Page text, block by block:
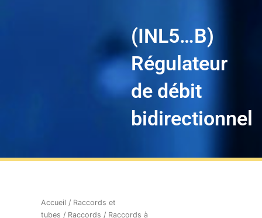
(INL5…B)
Régulateur
de débit
bidirectionnel
Accueil / Raccords et
tubes / Raccords / Raccords à